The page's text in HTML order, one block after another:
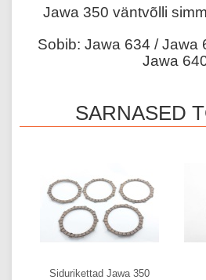
Jawa 350 väntvõlli
Sobib: Jawa 634 / Jawa
Jawa
SARNASED
Sidurikettad Jawa 350